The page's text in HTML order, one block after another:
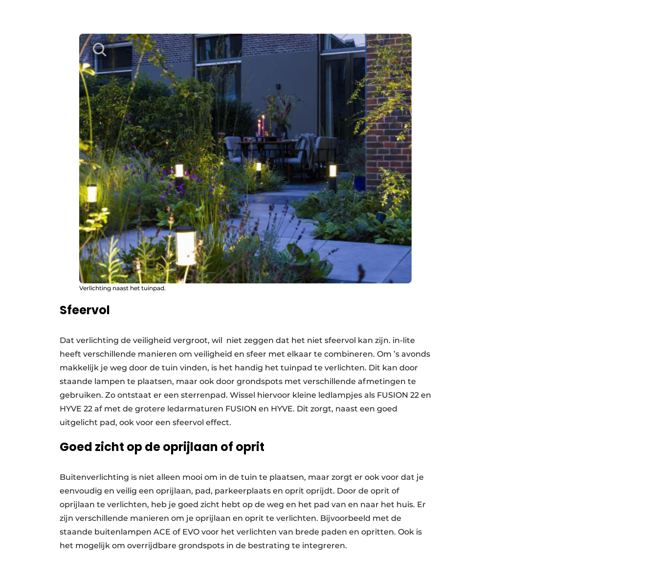
Verlichting naast het tuinpad.
Sfeervol
Dat verlichting de veiligheid vergroot, wil niet zeggen dat het niet sfeervol kan zijn. in-lite
heeft verschillende manieren om veiligheid en sfeer met elkaar te combineren. Om ’s avonds
makkelijk je weg door de tuin vinden, is het handig het tuinpad te verlichten. Dit kan door
staande lampen te plaatsen, maar ook door grondspots met verschillende afmetingen te
gebruiken. Zo ontstaat er een sterrenpad. Wissel hiervoor kleine ledlampjes als FUSION 22 en
HYVE 22 af met de grotere ledarmaturen FUSION en HYVE. Dit zorgt, naast een goed
uitgelicht pad, ook voor een sfeervol effect.
Goed zicht op de oprijlaan of oprit
Buitenverlichting is niet alleen mooi om in de tuin te plaatsen, maar zorgt er ook voor dat je
eenvoudig en veilig een oprijlaan, pad, parkeerplaats en oprit oprijdt. Door de oprit of
oprijlaan te verlichten, heb je goed zicht hebt op de weg en het pad van en naar het huis. Er
zijn verschillende manieren om je oprijlaan en oprit te verlichten. Bijvoorbeeld met de
staande buitenlampen ACE of EVO voor het verlichten van brede paden en opritten. Ook is
het mogelijk om overrijdbare grondspots in de bestrating te integreren.